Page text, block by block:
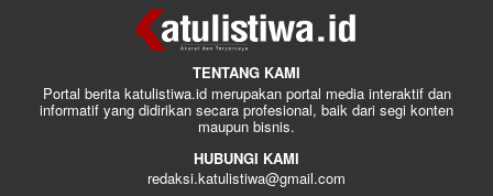
TENTANG KAMI
Portal berita katulistiwa.id merupakan portal media interaktif dan
informatif yang didirikan secara profesional, baik dari segi konten
maupun bisnis.
HUBUNGI KAMI
redaksi.katulistiwa@gmail.com